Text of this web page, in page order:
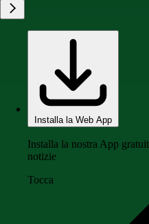
Installa la Web App
Installa la nostra App
notizie
Tocca